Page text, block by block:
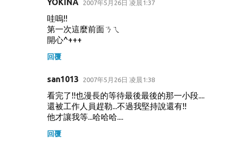
YOKINA 2007年5月26日 凌晨1:37
哇嗚!!
第一次這麼前面ㄋㄟ
開心^+++
回覆
san1013 2007年5月26日 凌晨1:38
看完了!!也漫長的等待最後最後的那一小段....
還被工作人員趕勒...不過我堅持說還有!!
他才讓我等...哈哈哈....
回覆